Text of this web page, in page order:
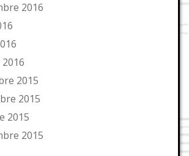
2016
2015
2015
2015
2015